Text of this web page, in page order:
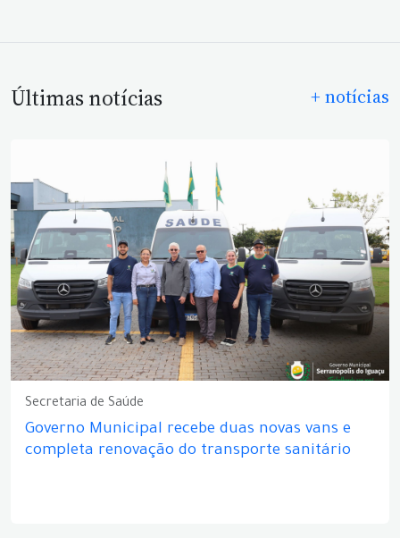
Últimas notícias + notícias
Secretaria de Saúde
Governo Municipal recebe duas novas vans e
completa renovação do transporte sanitário